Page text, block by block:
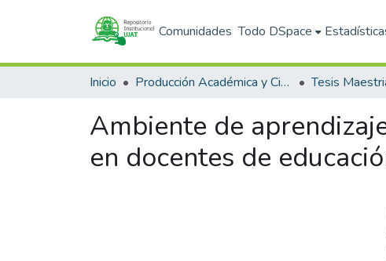
Comunidades Todo DSpace
Inicio Producción Académica y Científica Tesis
Ambiente de
en docentes de